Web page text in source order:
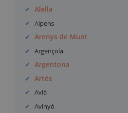
Alella
Alpens
Arenys de Munt
Argençola
Argentona
Artés
Avià
Avinyó